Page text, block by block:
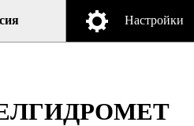
Настройки